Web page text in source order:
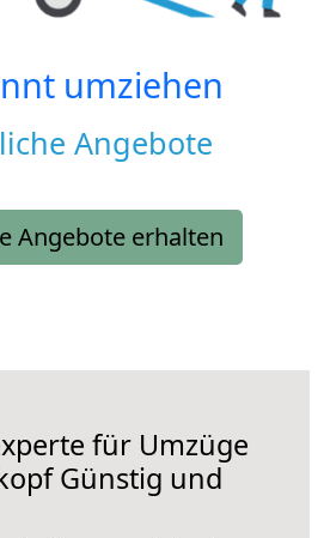
umziehen
Angebote
Angebote erhalten
für Umzüge
Günstig und